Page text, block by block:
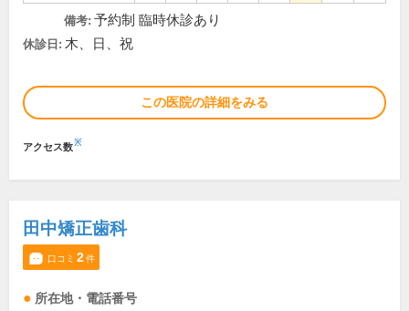
備考: 予約制 臨時休診あり
休診日: 木、日、祝
この医院の詳細をみる
アクセス数※
田中矯正歯科
口コミ 2件
所在地・電話番号